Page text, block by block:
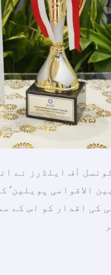
آف ایلڈرز نے
بین الاقوامی
کی اقدار کو اس کے